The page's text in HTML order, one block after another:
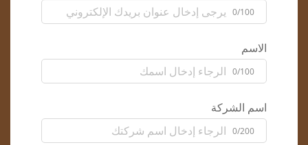
0/100
الاسم
0/100
اسم الشركة
0/200